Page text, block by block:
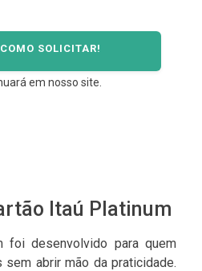
SOLICITAR!
em nosso site.
Itaú Platinum
foi desenvolvido para quem
abrir mão da praticidade.